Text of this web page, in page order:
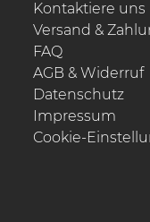
Kontaktiere uns
Versand &
FAQ
AGB & Widerruf
Datenschutz
Impressum
Cookie-